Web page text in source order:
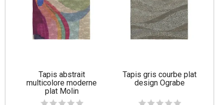
Tapis abstrait
multicolore moderne
plat Molin
Tapis gris courbe plat
design Ograbe